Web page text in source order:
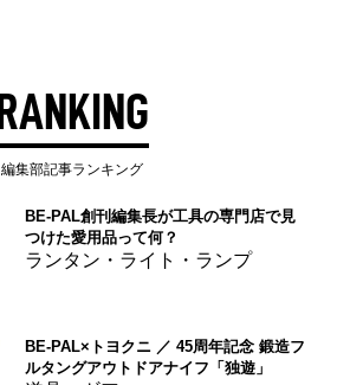
RANKING
編集部記事ランキング
BE-PAL創刊編集長が工具の専門店で見
つけた愛用品って何？
ランタン・ライト・ランプ
BE-PAL×トヨクニ ／ 45周年記念 鍛造フ
ルタングアウトドアナイフ「独遊」